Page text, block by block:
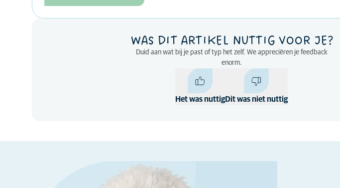
WAS DIT ARTIKEL NUTTIG VOOR JE?
Duid aan wat bij je past of typ het zelf. We appreciëren je feedback
enorm.
Het was nuttigDit was niet nuttig